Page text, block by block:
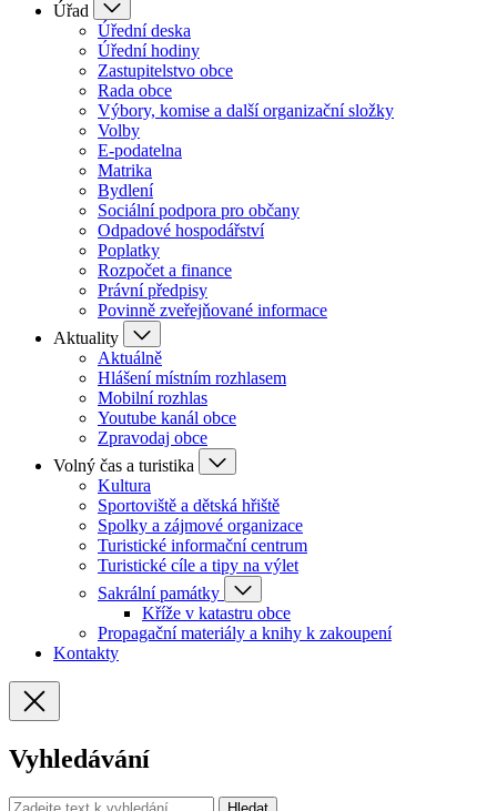
Úřad
Úřední deska
Úřední hodiny
Zastupitelstvo obce
Rada obce
Výbory, komise a další organizační složky
Volby
E-podatelna
Matrika
Bydlení
Sociální podpora pro občany
Odpadové hospodářství
Poplatky
Rozpočet a finance
Právní předpisy
Povinně zveřejňované informace
Aktuality
Aktuálně
Hlášení místním rozhlasem
Mobilní rozhlas
Youtube kanál obce
Zpravodaj obce
Volný čas a turistika
Kultura
Sportoviště a dětská hřiště
Spolky a zájmové organizace
Turistické informační centrum
Turistické cíle a tipy na výlet
Sakrální památky
Kříže v katastru obce
Propagační materiály a knihy k zakoupení
Kontakty
Vyhledávání